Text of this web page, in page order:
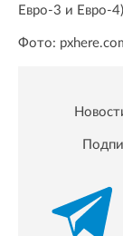
Евро-3 и Евро-
Фото: